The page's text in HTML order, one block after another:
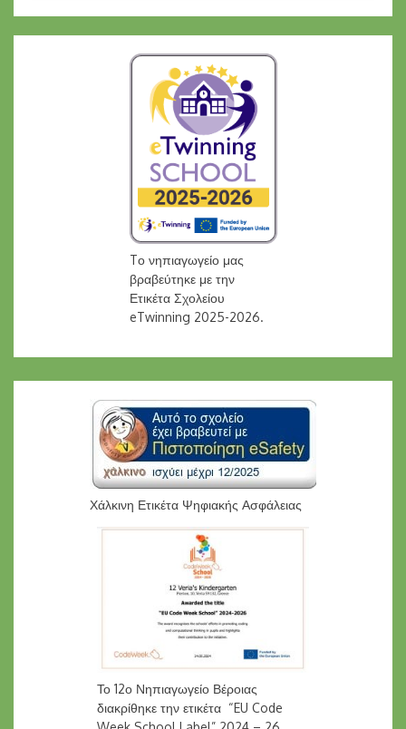
Tο νηπιαγωγείο μας
βραβεύτηκε με την
Ετικέτα Σχολείου
eTwinning 2025-2026.
Χάλκινη Ετικέτα Ψηφιακής Ασφάλειας
Το 12ο Νηπιαγωγείο Βέροιας
διακρίθηκε την ετικέτα “EU Code